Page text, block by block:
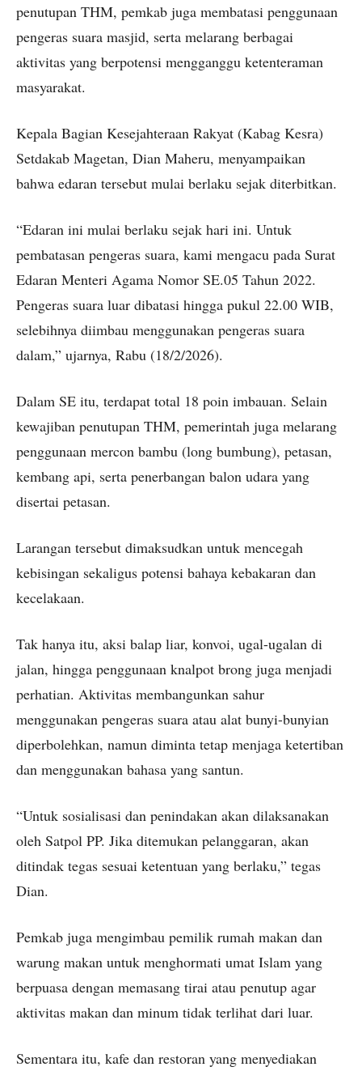
penutupan THM, pemkab juga membatasi penggunaan
pengeras suara masjid, serta melarang berbagai
aktivitas yang berpotensi mengganggu ketenteraman
masyarakat.
Kepala Bagian Kesejahteraan Rakyat (Kabag Kesra)
Setdakab Magetan, Dian Maheru, menyampaikan
bahwa edaran tersebut mulai berlaku sejak diterbitkan.
“Edaran ini mulai berlaku sejak hari ini. Untuk
pembatasan pengeras suara, kami mengacu pada Surat
Edaran Menteri Agama Nomor SE.05 Tahun 2022.
Pengeras suara luar dibatasi hingga pukul 22.00 WIB,
selebihnya diimbau menggunakan pengeras suara
dalam,” ujarnya, Rabu (18/2/2026).
Dalam SE itu, terdapat total 18 poin imbauan. Selain
kewajiban penutupan THM, pemerintah juga melarang
penggunaan mercon bambu (long bumbung), petasan,
kembang api, serta penerbangan balon udara yang
disertai petasan.
Larangan tersebut dimaksudkan untuk mencegah
kebisingan sekaligus potensi bahaya kebakaran dan
kecelakaan.
Tak hanya itu, aksi balap liar, konvoi, ugal-ugalan di
jalan, hingga penggunaan knalpot brong juga menjadi
perhatian. Aktivitas membangunkan sahur
menggunakan pengeras suara atau alat bunyi-bunyian
diperbolehkan, namun diminta tetap menjaga ketertiban
dan menggunakan bahasa yang santun.
“Untuk sosialisasi dan penindakan akan dilaksanakan
oleh Satpol PP. Jika ditemukan pelanggaran, akan
ditindak tegas sesuai ketentuan yang berlaku,” tegas
Dian.
Pemkab juga mengimbau pemilik rumah makan dan
warung makan untuk menghormati umat Islam yang
berpuasa dengan memasang tirai atau penutup agar
aktivitas makan dan minum tidak terlihat dari luar.
Sementara itu, kafe dan restoran yang menyediakan